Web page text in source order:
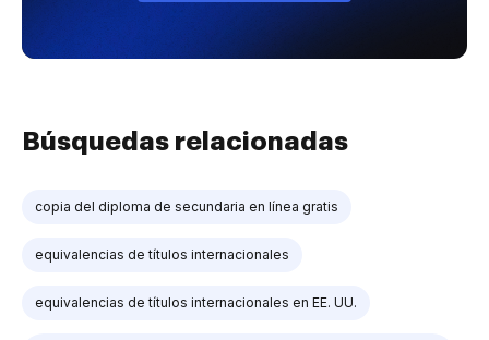
Búsquedas relacionadas
copia del diploma de secundaria en línea gratis
equivalencias de títulos internacionales
equivalencias de títulos internacionales en EE. UU.